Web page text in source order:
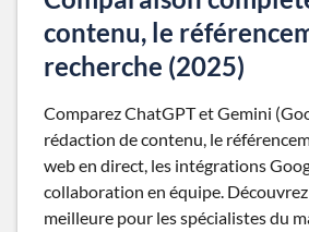
contenu, le
recherche (2025)
Comparez ChatGPT et Gemini
rédaction de contenu, le
web en direct, les intégrations
collaboration en équipe.
meilleure pour les spécialistes du